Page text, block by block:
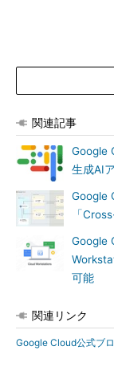
関連記事
Google
生成AI
Google
「
Google
可能
関連リンク
Google Cloud公式ブ